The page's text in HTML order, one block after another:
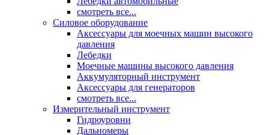
смотреть все...
Силовое оборудование
Аксессуары для моечных машин высокого
давления
Лебедки
Моечные машины высокого давления
Аккумуляторный инструмент
Аксессуары для генераторов
смотреть все...
Измерительный инструмент
Гидроуровни
Дальномеры